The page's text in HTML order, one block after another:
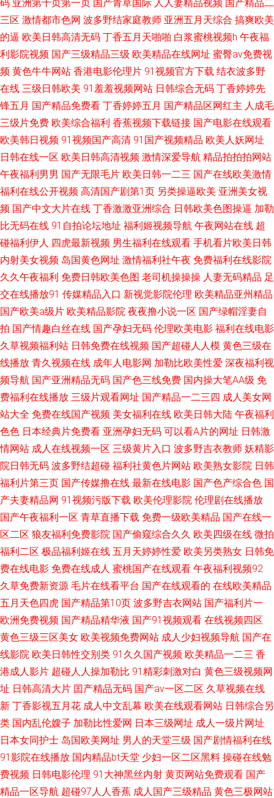
伦理福利剧场 最新av影音 91啪拍拍 国产网站视频 亚洲精品色婷婷网 四房涩
播久久撸 91精品操 91最新在线 国产九一精品综合 久草热久av 欧洲午夜精品
亚洲欧美中日韩在线v 人人超碰免费 91超踫在线社区 a毛片在线观看 国产精
品一色哟呦 久久亚洲第一 青草成人网 午夜精品福利视频导航 wwwhaosecccn
色色 高清国产福利 91色情黑丝 成人视频免费网WwW 九九热久久视频 欧美
国产日韩 少妇一区二区中文字幕 国产在线草久久视频91 91夫妻成人 超碰亚
洲成人在线 日本特黄aaa视频 91熊猫小视频 国产成人精品超碰在线 久久精
品超碰 熟妇人妻一区二区三区 中文字幕2025 久久久久久久久久综合色 91社
区视频在线观看 52色99热 九色群肏视频Sa0货视频 91的意思和含义 国产91
日韩 久久福利影院 91色入 国产成人欧美日韩综合 老湿机av 肏屄第一视频亚
洲 人人爱人人射 久久99视频 激情白虎 日本成人国产在线观看 97无玛 成人
深夜免费在线观看 九1在线观看视频 人妻99在线入口 亚洲wwwwww 黑久久
久成人av 黑丝视频 欧美国产亚洲在线精 亚洲欧美中文网站 酒店肏屄视频 91
爱爱免费观看 囯产在线大香蕉 久久性爱网 人妖和兽网站 中文字幕黄页网站
视频 五月天成人久久 爱豆传媒看91 国产自偷 男人的网站天堂网站 天天干天
天艹 成人网站精品人妻 在线亚洲久草网 AV韩日 欧美色欲视频播放 操露脸熟
女 天堂网91精品国产成人 91啪啪啪 福利在线导航视频 91大神视频观看
二区三区 另类精品网 成人四虎影音 中文字幕av电影网址 9|国产乱轮 欧美一
级A在线 国产欧美后入 91色情观看 九九热这里只有精品6 视频在线91 久久
性欧美一区二区 成人免费久久 夜色资源网站 17C07起草 欧美十次 国产精品
久久九九 91黄色库房 肏肏屄视频 日韩久久综合tv 九七影视午夜 91中文字幕
在线观看 欧美色图下一页 豆花视频网站 传媒A级视频 91变态小视频 97久久
久 日韩国产精品爱婷婷 精品黄色一区二区 av男人狠狠去 西瓜视频91在线观
看 91网站 日韩精品一二三四 九九9精品在线 99草无码 欧亚美日韩 亚洲成人
码 亚洲第十页第一页 国产青草国际 人人妻精品视频 国产精品二
三区 激情都市色网 波多野结家庭教师 亚洲五月天综合 搞爽欧美
的逼 欧美日韩高清无码 丁香五月天啪啪 白浆蜜桃视频h 午夜福
利影院视频 国产三级精品三级 欧美精品在线网址 蜜臀av免费视
频 黄色牛牛网站 香港电影伦理片 91视频官方下载 结衣波多野
在线 三级日韩欧美 91羞羞视频网站 日韩综合无码 丁香婷婷先
锋五月 国产精品免费看 丁香婷婷五月 国产精品区网红主 人成毛
三级片免费 欧美综合福利 香蕉视频下载链接 国产电影在线观看
欧美韩日视频 91视频国产高清 91国产视频精品 欧美人妖网址
日韩在线一区 欧美日韩高清视频 激情深爱导航 精品拍拍拍网站
午夜福利男男 国产无限毛片 欧美日韩一二三 国产在线欧美激情
福利在线公开视频 高清国产剧第1页 另类操逼欧美 亚洲美女视
频 国产中文大片在线 丁香激激亚洲综合 日韩欧美色图操逼 加勒
比无码在线 91自拍论坛地址 福利姬视频导航 午夜网站在线 超
碰福利伊人 四虎最新视频 男生福利在线观看 手机看片欧美日韩
内射美女视频 岛国黄色网址 激情福利社午夜 免费福利在线影院
久久午夜福利 免费日韩欧美色图 老司机操操操 人妻无码精品 足
交在线播放91 传媒精品入口 新视觉影院伦理 欧美精品亚州精品
国产欧美a级片 欧美精品影院 夜夜撸小说一区 国产绿帽淫妻自
拍 国产情趣白丝在线 国产孕妇无码 伦理欧美电影 福利在线电影
久草视频福利站 日韩免费在线视频 国产超碰人人模 黄色三级在
线播放 青久视频在线 成年人电影网 加勒比欧美性爱 深夜福利视
频导航 国产亚洲精品无码 国产色三线免费 国内操大笔AA级 免
费福利在线播放 三级片观看网址 国产精品一二三四 成人美女网
站大全 免费在线国产视频 美女福利在线 欧美日韩大陆 午夜福利
色色 日本经典片免费看 亚洲孕妇无码 可以看A片的网址 日韩激
情网站 成人在线视频一区 三级黄片入口 波多野吉衣教师 妖精影
院日韩无码 波多野结超碰 福利社黄色片网站 欧美熟女影院 日韩
福利片第三页 国产传媒撸在线 最新在线电影 国产色产综合色 国
产夫妻精品网 91视频污版下载 欧美伦理影院 伦理剧在线播放
国产午夜福利一区 青草直播下载 免费一级欧美精品 国产在线一
区二区 狼友福利免费影院 国产偷窥综合久久 欧美四级在线 微拍
福利二区 极品福利姬在线 五月天婷婷性爱 欧美另类熟女 日韩免
费在线电影 免费在线成人 蜜桃国产在线观看 午夜福利视频92
久草免费新资源 毛片在线看平台 国产在线观看的 在线欧美精品
五月天色四虎 国产精品第10页 波多野吉衣网站 国产福利片一
欧洲免费视频 国产精品精华液 国产91视频观看 在线视频四区
黄色三级三区美女 欧美视频免费网站 成人少妇视频导航 国产在
线影院 欧美日韩性交别类 91久久国产视频 欧美精品一二三 香
港成人影片 超碰人人操加勒比 91精彩刺激对白 黄色三级视频网
址 日韩高清大片 囯产精品无码 国产aⅴ一区二区 久草视频在线
新 丁香影视五月花 成人中文乱幕 欧美在线观看网站 日韩综合另
类 国内乱伦嫂子 加勒比性爱网 日本三级网址 成人一级片网址
日本女同护士 岛国欧美网址 男人的天堂三级 国产剧情福利在线
91影院在线播放 国内精品bt天堂 少妇一区二区黑料 操碰在线勉
费视频 日韩电影伦理 91大神黑丝内射 黄页网站免费观看 国产
精品一区导航 超碰97人人香蕉 成人国产三级精品 黄色三极网站